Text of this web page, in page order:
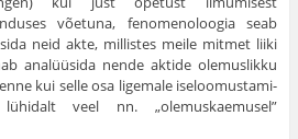
võetuna, fenomenoloogia seab
neid akte, millistes meile mitmet liiki
analüüsida nende aktide olemuslikku
kui selle osa ligemale iseloomustami­
veel nn. „olemuskaemusel”